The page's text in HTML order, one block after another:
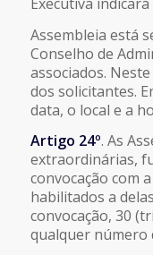
Assembleia está
Conselho de
associados.
dos solicitantes.
data, o local e a
Artigo 24º. As
extraordinárias,
convocação com
habilitados a
convocação, 30
qualquer número